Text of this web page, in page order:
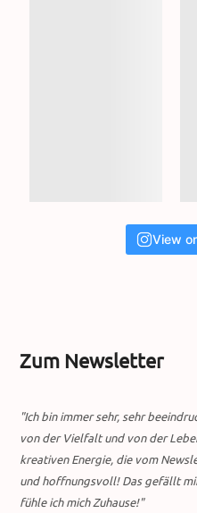
View
Zum Newsletter
"Ich bin immer sehr, sehr
von der Vielfalt und von der
kreativen Energie, die vom
und hoffnungsvoll! Das gefällt
fühle ich mich Zuhause!"